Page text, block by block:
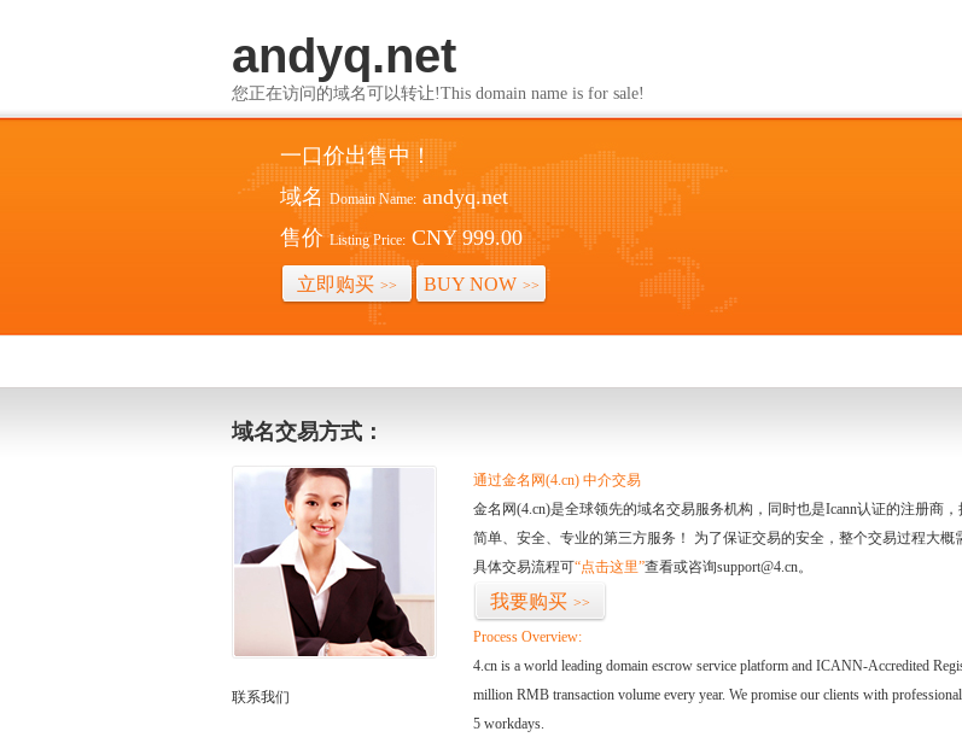
andyq.net
您正在访问的域名可以转让!This domain name is for sale!
一口价出售中！
域名 Domain Name: andyq.net
售价 Listing Price: CNY 999.00
立即购买 >> BUY NOW >>
域名交易方式：
联系我们
通过金名网(4.cn) 中介交易
金名网(4.cn)是全球领先的域名交易服务机构，同时也是Icann认证的注册商
简单、安全、专业的第三方服务！ 为了保证交易的安全，整个交易过程大概
具体交易流程可“点击这里”查看或咨询support@4.cn。
我要购买 >>
Process Overview:
4.cn is a world leading domain escrow service platform and ICANN-Accredited
million RMB transaction volume every year. We promise our clients with
5 workdays.